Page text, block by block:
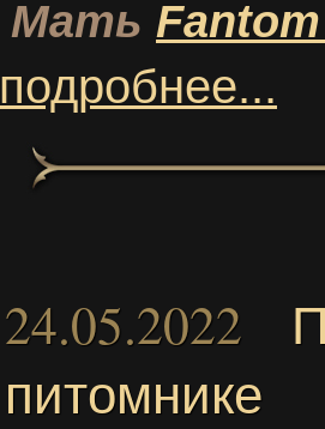
Мать
подробнее...
24.05.2022
питомнике